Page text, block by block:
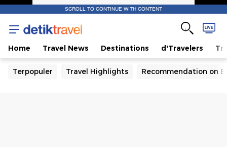
SCROLL TO CONTINUE WITH CONTENT
Home Travel News Destinations d'Travelers
Terpopuler Travel Highlights Recommendation on